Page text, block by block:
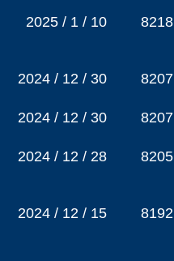
2025 / 1 / 10 8218
2024 / 12 / 30 8207
2024 / 12 / 30 8207
2024 / 12 / 28 8205
2024 / 12 / 15 8192